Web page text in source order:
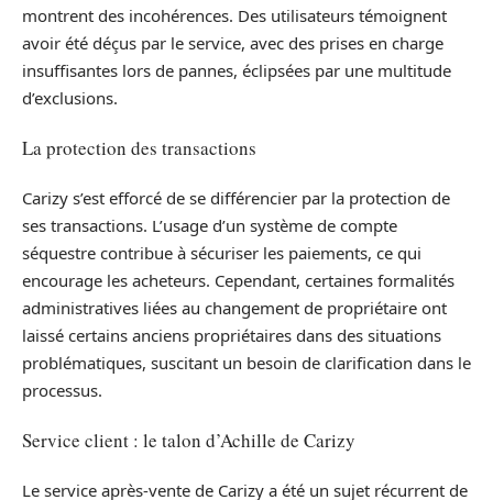
montrent des incohérences. Des utilisateurs témoignent
avoir été déçus par le service, avec des prises en charge
insuffisantes lors de pannes, éclipsées par une multitude
d’exclusions.
La protection des transactions
Carizy s’est efforcé de se différencier par la protection de
ses transactions. L’usage d’un système de compte
séquestre contribue à sécuriser les paiements, ce qui
encourage les acheteurs. Cependant, certaines formalités
administratives liées au changement de propriétaire ont
laissé certains anciens propriétaires dans des situations
problématiques, suscitant un besoin de clarification dans le
processus.
Service client : le talon d’Achille de Carizy
Le service après-vente de Carizy a été un sujet récurrent de